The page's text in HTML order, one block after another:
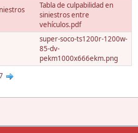
Tabla de culpabilidad en
siniestros entre
vehículos.pdf
super-soco-ts1200r-1200w-
85-dv-
pekm1000x666ekm.png